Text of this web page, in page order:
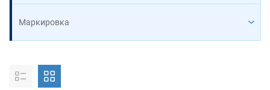
Маркировка